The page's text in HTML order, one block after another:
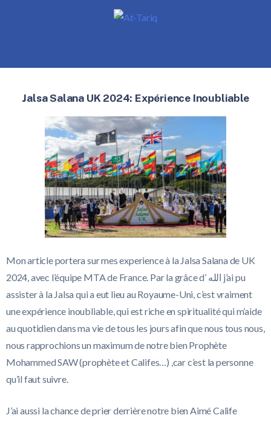
Jalsa Salana UK 2024: Expérience Inoubliable
Mon article portera sur mes experience à la Jalsa Salana de UK
2024, avec l’équipe MTA de France. Par la grâce d’ ‏الله j’ai pu
assister à la Jalsa qui a eut lieu au Royaume-Uni, c’est vraiment
une expérience inoubliable, qui est riche en spiritualité qui m’aide
au quotidien dans ma vie de tous les jours afin que nous tous nous,
nous rapprochions un maximum de notre bien Prophète
Mohammed SAW (prophète et Califes…) ,car c’est la personne
qu’il faut suivre.
J’ai aussi la chance de prier derrière notre bien Aimé Calife